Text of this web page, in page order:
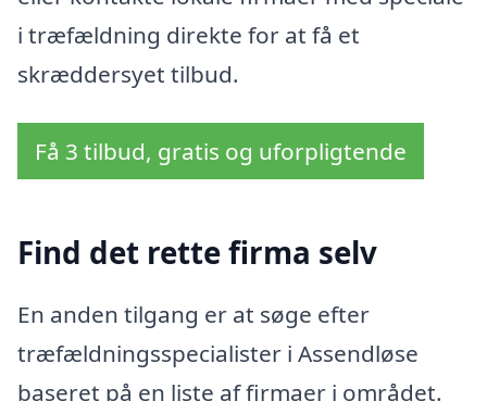
i træfældning direkte for at få et
skræddersyet tilbud.
Få 3 tilbud, gratis og uforpligtende
Find det rette firma selv
En anden tilgang er at søge efter
træfældningsspecialister i Assendløse
baseret på en liste af firmaer i området.